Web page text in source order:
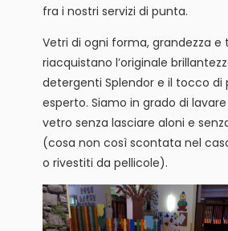
fra i nostri servizi di punta.
Vetri di ogni forma, grandezza e
riacquistano l’originale
detergenti Splendor e il tocco di
esperto. Siamo in grado di
vetro senza lasciare aloni e
(cosa non così scontata nel
o rivestiti da pellicole).